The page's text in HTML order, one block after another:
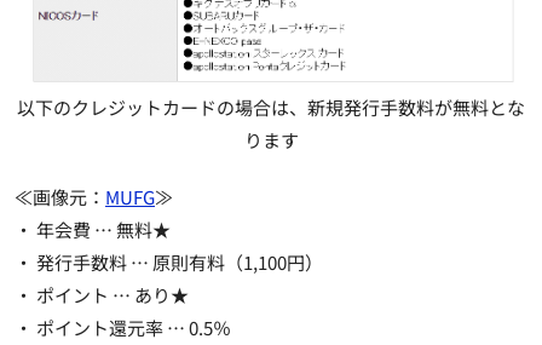
以下のクレジットカードの場合は、新規発行手数料が無料とな
ります
≪画像元： MUFG≫
・ 年会費 …無料★
・ 発行手数料 … 原則有料（1,100円）
・ ポイント … あり★
・ ポイント還元率 … 0.5％